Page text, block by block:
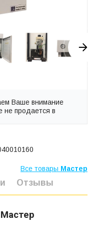
Ваше внимание
не продается в
Все товары Мастер
Отзывы